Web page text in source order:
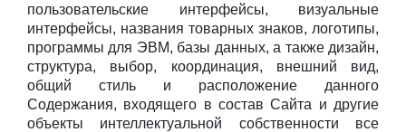
пользовательские интерфейсы, визуальные
интерфейсы, названия товарных знаков, логотипы,
программы для ЭВМ, базы данных, а также дизайн,
структура, выбор, координация, внешний вид,
общий стиль и расположение данного
Содержания, входящего в состав Сайта и другие
объекты интеллектуальной собственности все